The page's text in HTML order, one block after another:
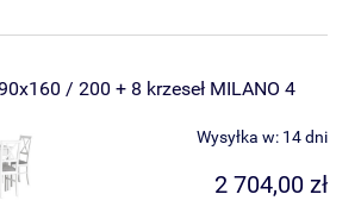
/ 200 + 8 krzeseł MILANO 4
Wysyłka w: 14 dni
2 704,00 zł